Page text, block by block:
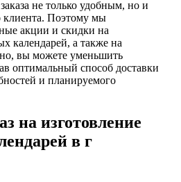
не только удобным, но и
Поэтому мы
акции и скидки на
календарей, а также на
вы можете уменьшить
оптимальный способ доставки
и планируемого
на изготовление
в г